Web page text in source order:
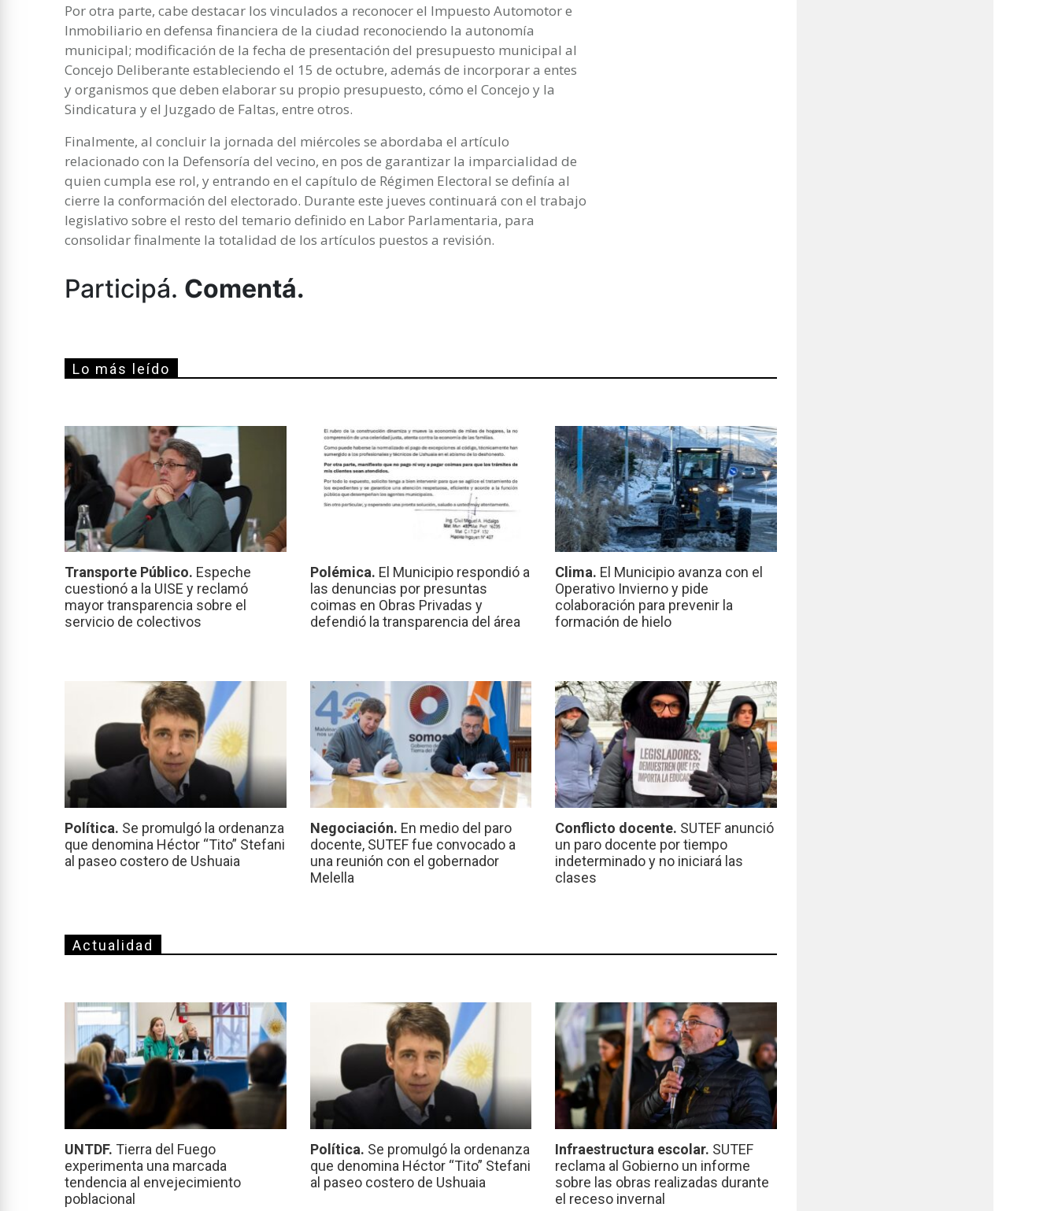
Por otra parte, cabe destacar los vinculados a reconocer el Impuesto Automotor e
Inmobiliario en defensa financiera de la ciudad reconociendo la autonomía
municipal; modificación de la fecha de presentación del presupuesto municipal al
Concejo Deliberante estableciendo el 15 de octubre, además de incorporar a entes
y organismos que deben elaborar su propio presupuesto, cómo el Concejo y la
Sindicatura y el Juzgado de Faltas, entre otros.
Finalmente, al concluir la jornada del miércoles se abordaba el artículo
relacionado con la Defensoría del vecino, en pos de garantizar la imparcialidad de
quien cumpla ese rol, y entrando en el capítulo de Régimen Electoral se definía al
cierre la conformación del electorado. Durante este jueves continuará con el trabajo
legislativo sobre el resto del temario definido en Labor Parlamentaria, para
consolidar finalmente la totalidad de los artículos puestos a revisión.
Participá. Comentá.
Lo más leído
Transporte Público. Espeche
cuestionó a la UISE y reclamó
mayor transparencia sobre el
servicio de colectivos
Polémica. El Municipio respondió a
las denuncias por presuntas
coimas en Obras Privadas y
defendió la transparencia del área
Clima. El Municipio avanza con el
Operativo Invierno y pide
colaboración para prevenir la
formación de hielo
Política. Se promulgó la ordenanza
que denomina Héctor “Tito” Stefani
al paseo costero de Ushuaia
Negociación. En medio del paro
docente, SUTEF fue convocado a
una reunión con el gobernador
Melella
Conflicto docente. SUTEF anunció
un paro docente por tiempo
indeterminado y no iniciará las
clases
Actualidad
UNTDF. Tierra del Fuego
experimenta una marcada
tendencia al envejecimiento
poblacional
Política. Se promulgó la ordenanza
que denomina Héctor “Tito” Stefani
al paseo costero de Ushuaia
Infraestructura escolar. SUTEF
reclama al Gobierno un informe
sobre las obras realizadas durante
el receso invernal